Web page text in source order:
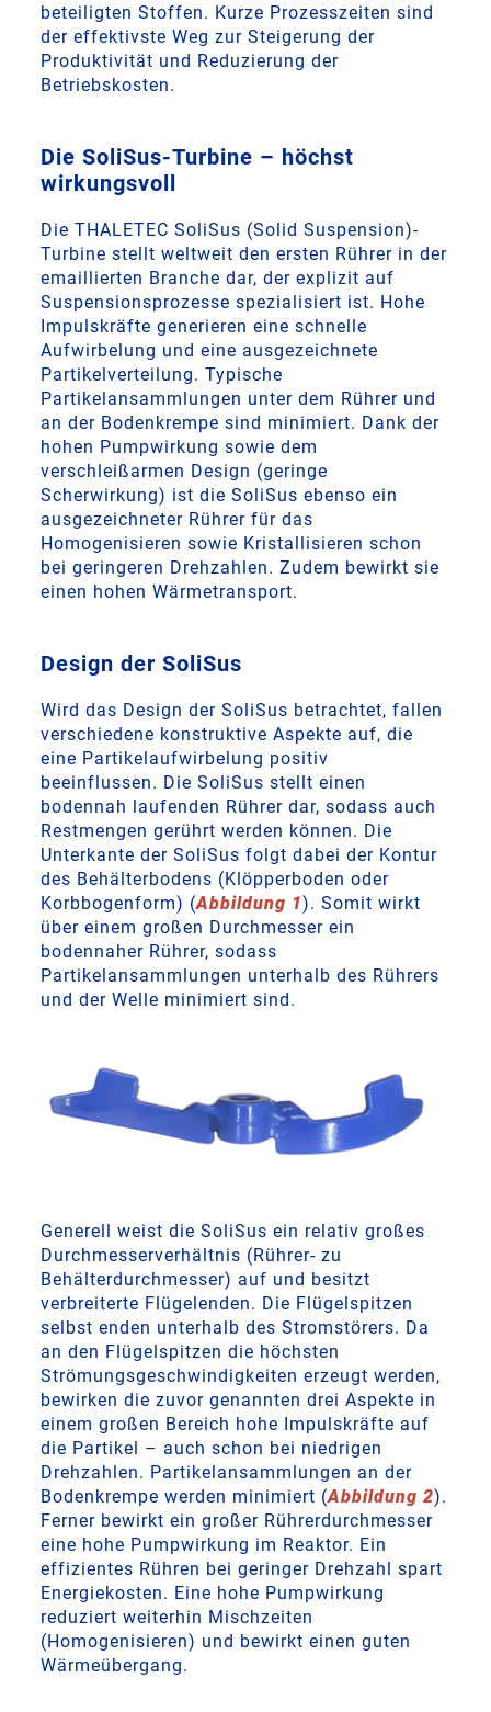
beteiligten Stoffen. Kurze Prozesszeiten sind
der effektivste Weg zur Steigerung der
Produktivität und Reduzierung der
Betriebskosten.
Die SoliSus-Turbine – höchst
wirkungsvoll
Die THALETEC SoliSus (Solid Suspension)-
Turbine stellt weltweit den ersten Rührer in der
emaillierten Branche dar, der explizit auf
Suspensionsprozesse spezialisiert ist. Hohe
Impulskräfte generieren eine schnelle
Aufwirbelung und eine ausgezeichnete
Partikelverteilung. Typische
Partikelansammlungen unter dem Rührer und
an der Bodenkrempe sind minimiert. Dank der
hohen Pumpwirkung sowie dem
verschleißarmen Design (geringe
Scherwirkung) ist die SoliSus ebenso ein
ausgezeichneter Rührer für das
Homogenisieren sowie Kristallisieren schon
bei geringeren Drehzahlen. Zudem bewirkt sie
einen hohen Wärmetransport.
Design der SoliSus
Wird das Design der SoliSus betrachtet, fallen
verschiedene konstruktive Aspekte auf, die
eine Partikelaufwirbelung positiv
beeinflussen. Die SoliSus stellt einen
bodennah laufenden Rührer dar, sodass auch
Restmengen gerührt werden können. Die
Unterkante der SoliSus folgt dabei der Kontur
des Behälterbodens (Klöpperboden oder
Korbbogenform) (Abbildung 1). Somit wirkt
über einem großen Durchmesser ein
bodennaher Rührer, sodass
Partikelansammlungen unterhalb des Rührers
und der Welle minimiert sind.
Generell weist die SoliSus ein relativ großes
Durchmesserverhältnis (Rührer- zu
Behälterdurchmesser) auf und besitzt
verbreiterte Flügelenden. Die Flügelspitzen
selbst enden unterhalb des Stromstörers. Da
an den Flügelspitzen die höchsten
Strömungsgeschwindigkeiten erzeugt werden,
bewirken die zuvor genannten drei Aspekte in
einem großen Bereich hohe Impulskräfte auf
die Partikel – auch schon bei niedrigen
Drehzahlen. Partikelansammlungen an der
Bodenkrempe werden minimiert (Abbildung 2).
Ferner bewirkt ein großer Rührerdurchmesser
eine hohe Pumpwirkung im Reaktor. Ein
effizientes Rühren bei geringer Drehzahl spart
Energiekosten. Eine hohe Pumpwirkung
reduziert weiterhin Mischzeiten
(Homogenisieren) und bewirkt einen guten
Wärmeübergang.